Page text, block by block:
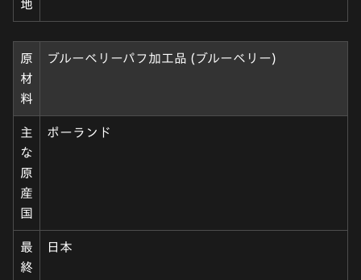
地
原
材
料
ブルーベリーパフ加工品 (ブルーベリー)
主
な
原
産
国
ポーランド
最
終
日本